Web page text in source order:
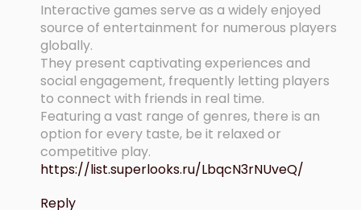
Interactive games serve as a widely enjoyed
source of entertainment for numerous players
globally.
They present captivating experiences and
social engagement, frequently letting players
to connect with friends in real time.
Featuring a vast range of genres, there is an
option for every taste, be it relaxed or
competitive play.
https://list.superlooks.ru/LbqcN3rNUveQ/
Reply